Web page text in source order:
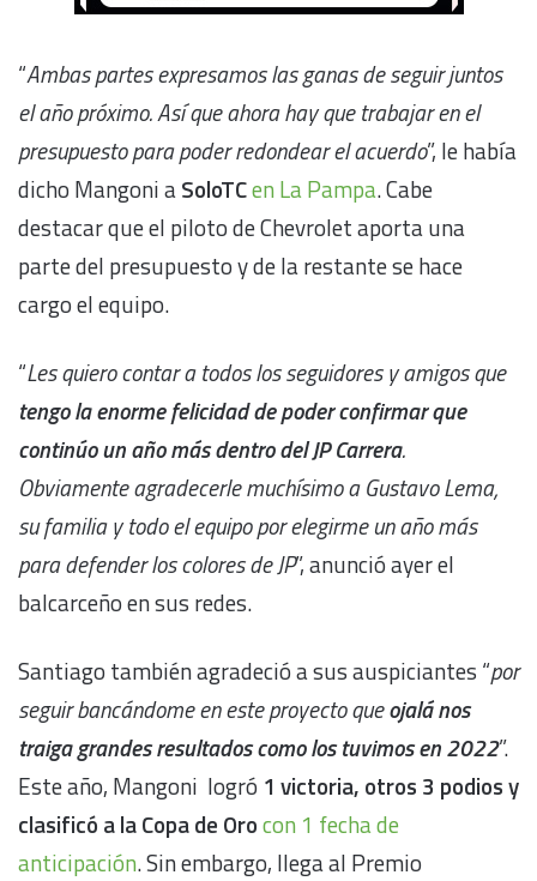
“Ambas partes expresamos las ganas de seguir juntos
el año próximo. Así que ahora hay que trabajar en el
presupuesto para poder redondear el acuerdo”, le había
dicho Mangoni aSoloTCen La Pampa. Cabe
destacar que el piloto de Chevrolet aporta una
parte del presupuesto y de la restante se hace
cargo el equipo.
“Les quiero contar a todos los seguidores y amigos que
tengo la enorme felicidad de poder confirmar que
continúo un año más dentro del JP Carrera.
Obviamente agradecerle muchísimo a Gustavo Lema,
su familia y todo el equipo por elegirme un año más
para defender los colores de JP”, anunció ayer el
balcarceño en sus redes.
Santiago también agradeció a sus auspiciantes “por
seguir bancándome en este proyecto queojalá nos
traiga grandes resultados como los tuvimos en 2022”.
Este año, Mangoni logró 1 victoria, otros 3 podios y
clasificó a la Copa de Orocon 1 fecha de
anticipación. Sin embargo, llega al Premio